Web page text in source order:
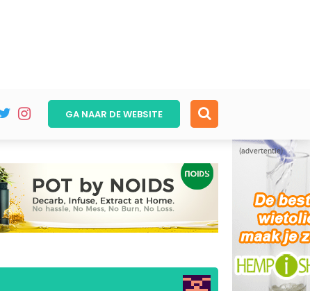
(advertentie)
GA NAAR DEWEBSITE